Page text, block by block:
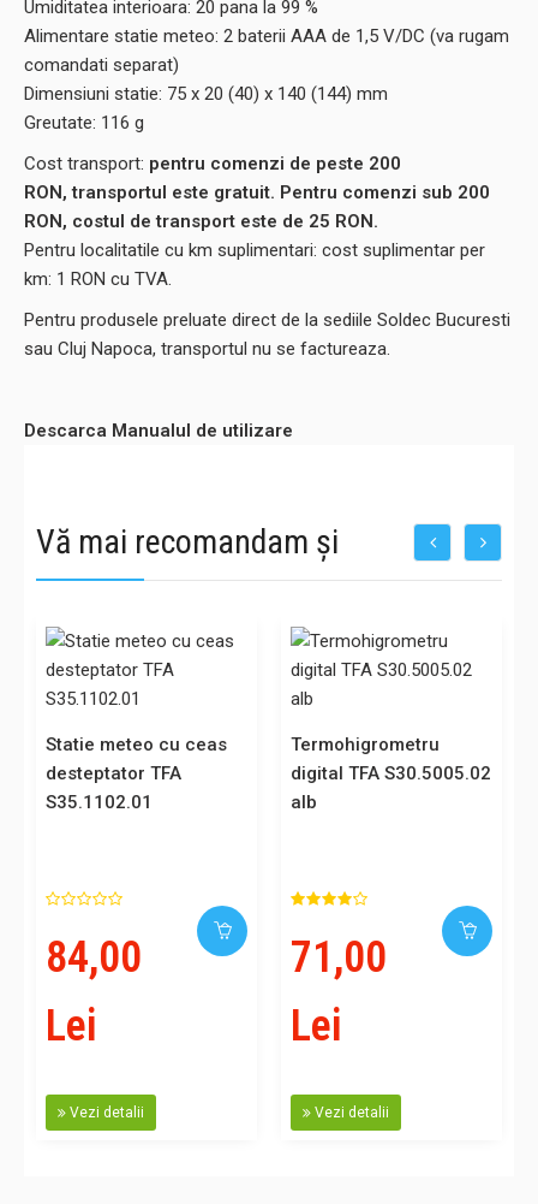
Umiditatea interioara: 20 pana la 99 %
Alimentare statie meteo: 2 baterii AAA de 1,5 V/DC (va rugam
comandati separat)
Dimensiuni statie: 75 x 20 (40) x 140 (144) mm
Greutate: 116 g
Cost transport: pentru comenzi de peste 200
RON, transportul este gratuit. Pentru comenzi sub 200
RON, costul de transport este de 25 RON.
Pentru localitatile cu km suplimentari: cost suplimentar per
km: 1 RON cu TVA.
Pentru produsele preluate direct de la sediile Soldec Bucuresti
sau Cluj Napoca, transportul nu se factureaza.
Descarca Manualul de utilizare
Vă mai recomandam și
Statie meteo cu ceas
desteptator TFA
S35.1102.01
84,00
Lei
Vezi detalii
Termohigrometru
digital TFA S30.5005.02
alb
71,00
Lei
Vezi detalii